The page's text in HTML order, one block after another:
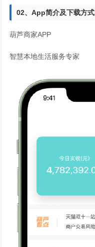
02、App简介及下载方式
葫芦商家APP
智慧本地生活服务专家